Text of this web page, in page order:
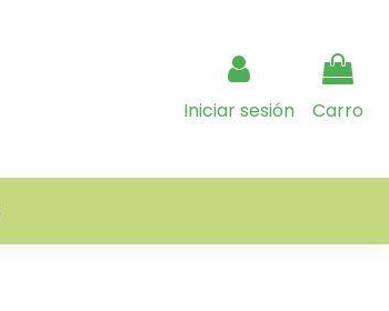
Iniciar sesión Carro